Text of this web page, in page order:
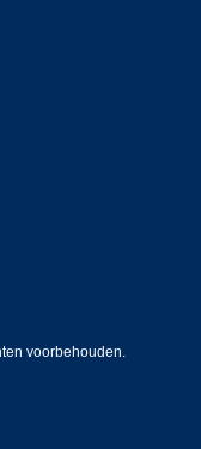
voorbehouden.